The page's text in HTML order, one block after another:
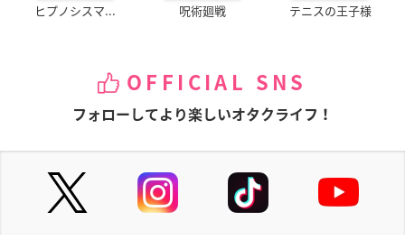
ヒプノシスマ... 呪術廻戦 テニスの王子様
OFFICIAL SNS
フォローしてより楽しいオタクライフ！